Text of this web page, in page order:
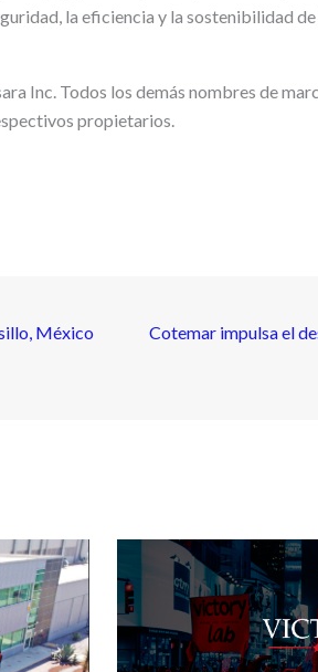
la eficiencia y la sostenibilidad
Inc. Todos los demás nombres de
propietarios.
México
Cotemar impulsa el